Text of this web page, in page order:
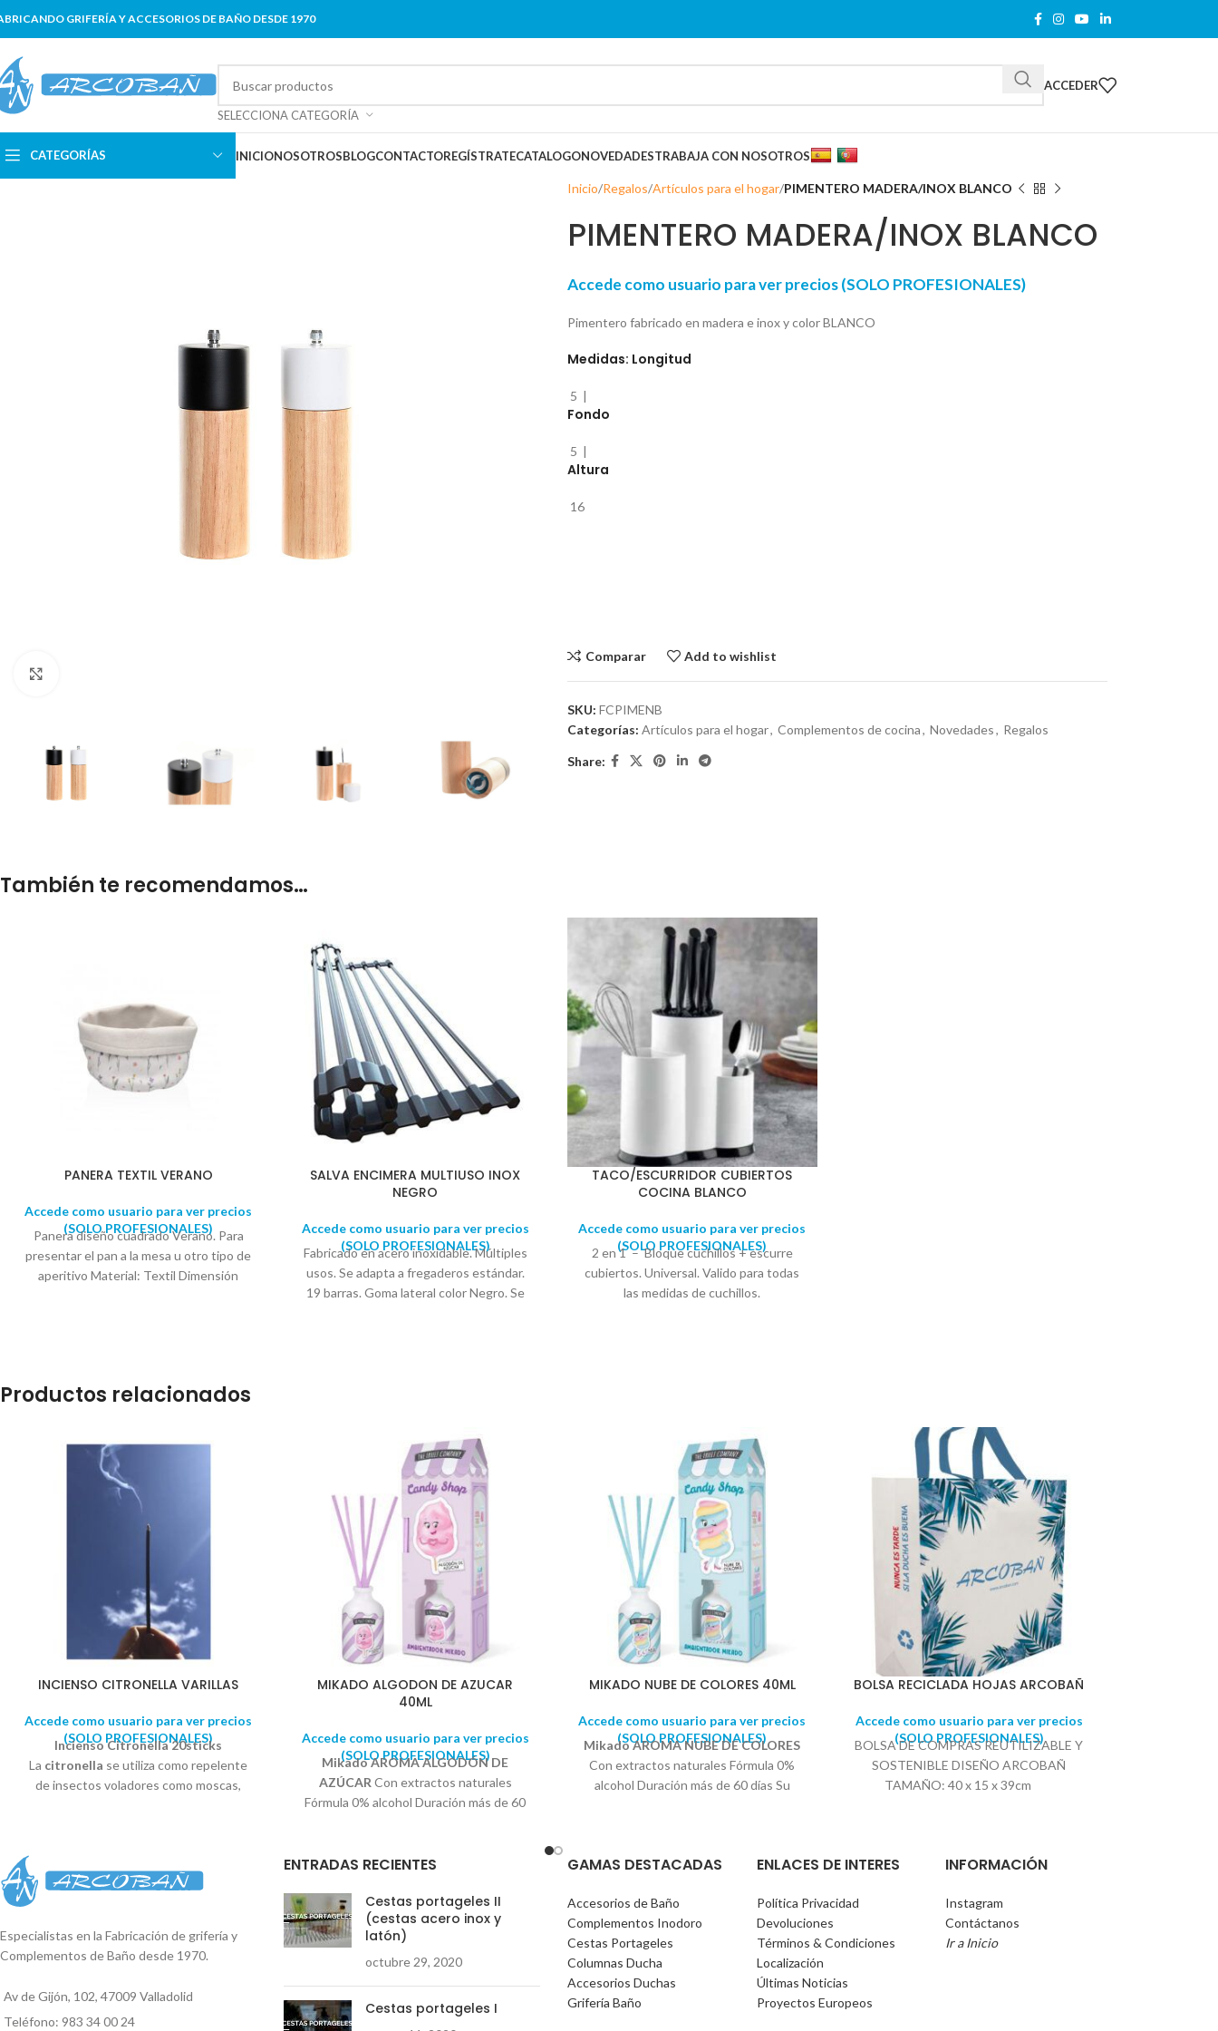
GRIFERÍA Y ACCESORIOS DE BAÑO DESDE 1970
SELECCIONA CATEGORÍA
ACCEDER
CATEGORÍAS INICIONOSOTROSBLOGCONTACTOREGÍSTRATECATALOGONOVEDADESTRABAJA CON NOSOTROS
Inicio Regalos Artículos para el hogar PIMENTERO MADERA/INOX BLANCO
PIMENTERO MADERA/INOX BLANCO
Accede como usuario para ver precios (SOLO PROFESIONALES)
Pimentero fabricado en madera e inox y color BLANCO
Medidas: Longitud
5 |
Fondo
5 |
Altura
16
Comparar Add to wishlist
SKU: FCPIMENB
Categorías: Artículos para el hogar, Complementos de cocina, Novedades, Regalos
Share:
También te recomendamos…
PANERA TEXTIL VERANO
Accede como usuario para ver precios
(SOLO PROFESIONALES)
Panera diseño cuadrado Verano. Para
presentar el pan a la mesa u otro tipo de
aperitivo Material: Textil Dimensión
SALVA ENCIMERA MULTIUSO INOX
NEGRO
Accede como usuario para ver precios
(SOLO PROFESIONALES)
Fabricado en acero inoxidable. Múltiples
usos. Se adapta a fregaderos estándar.
19 barras. Goma lateral color Negro. Se
TACO/ESCURRIDOR CUBIERTOS
COCINA BLANCO
Accede como usuario para ver precios
(SOLO PROFESIONALES)
2 en 1 – Bloque cuchillos + escurre
cubiertos. Universal. Valido para todas
las medidas de cuchillos.
Productos relacionados
INCIENSO CITRONELLA VARILLAS
Accede como usuario para ver precios
(SOLO PROFESIONALES)
Incienso Citronella 20sticks
La citronella se utiliza como repelente
de insectos voladores como moscas,
insectos y de esta forma el insecto no se
acerca. Incienso Citronela para disfrutar
de un
MIKADO ALGODON DE AZUCAR
40ML
Accede como usuario para ver precios
(SOLO PROFESIONALES)
Mikado AROMA ALGODÓN DE
AZÚCAR Con extractos naturales
Fórmula 0% alcohol Duración más de 60
que su aroma te transporte a un mundo
su encanto azucarado en cada rincón de
tu hogar!
MIKADO NUBE DE COLORES 40ML
Accede como usuario para ver precios
(SOLO PROFESIONALES)
Mikado AROMA NUBE DE COLORES
Con extractos naturales Fórmula 0%
alcohol Duración más de 60 días Su
¡Prepárate para sumergirte en un
y te hará sentirte en las nubes!
BOLSA RECICLADA HOJAS ARCOBAÑ
Accede como usuario para ver precios
(SOLO PROFESIONALES)
BOLSA DE COMPRAS REUTILIZABLE Y
SOSTENIBLE DISEÑO ARCOBAÑ
TAMAÑO: 40 x 15 x 39cm
Especialistas en la Fabricación de grifería y
Complementos de Baño desde 1970.
Av de Gijón, 102, 47009 Valladolid
Teléfono: 983 34 00 24
ENTRADAS RECIENTES
Cestas portageles II
(cestas acero inox y
latón)
octubre 29, 2020
Cestas portageles I
GAMAS DESTACADAS
Accesorios de Baño
Complementos Inodoro
Cestas Portageles
Columnas Ducha
Accesorios Duchas
Grifería Baño
ENLACES DE INTERES
Política Privacidad
Devoluciones
Términos & Condiciones
Localización
Últimas Noticias
Proyectos Europeos
INFORMACIÓN
Instagram
Contáctanos
Ir a Inicio